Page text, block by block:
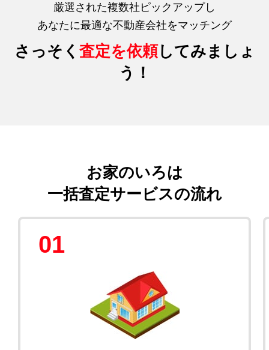
厳選された複数社ピックアップし
あなたに最適な不動産会社をマッチング
さっそく 査定を依頼してみましょ
う！
お家のいろは
一括査定サービスの流れ
01